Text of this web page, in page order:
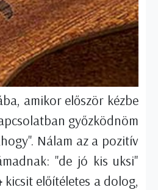
amikor először kézbe
győzködnöm
Nálam az a pozitív
"de jó kis uksi"
kicsit előítéletes a dolog,